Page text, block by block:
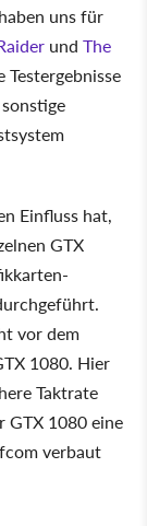
uns für
und The
Einfluss hat,
GTX
vor dem
1080. Hier
Taktrate
GTX 1080 eine
verbaut